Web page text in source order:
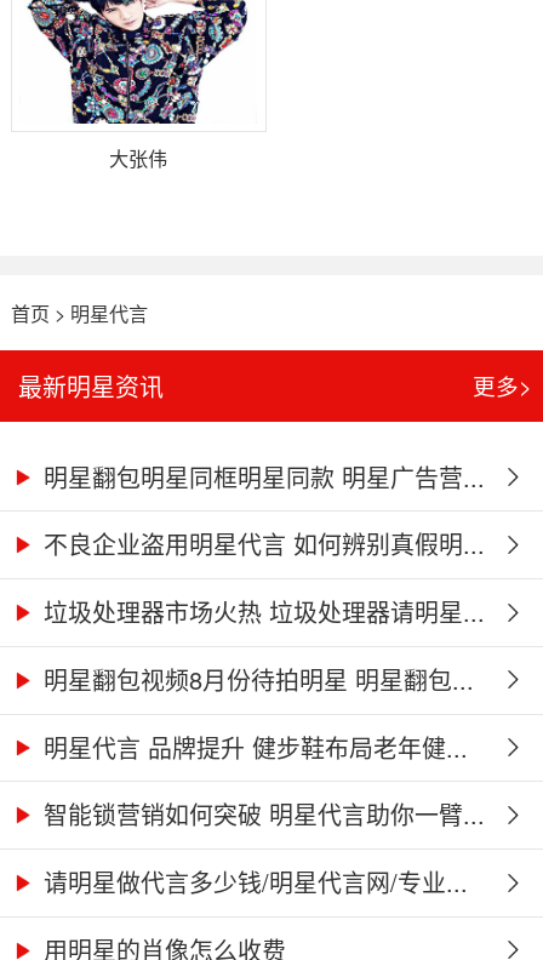
大张伟
首页 > 明星代言
最新明星资讯 更多>
明星翻包明星同框明星同款 明星广告营...
不良企业盗用明星代言 如何辨别真假明...
垃圾处理器市场火热 垃圾处理器请明星...
明星翻包视频8月份待拍明星 明星翻包...
明星代言 品牌提升 健步鞋布局老年健...
智能锁营销如何突破 明星代言助你一臂...
请明星做代言多少钱/明星代言网/专业...
用明星的肖像怎么收费